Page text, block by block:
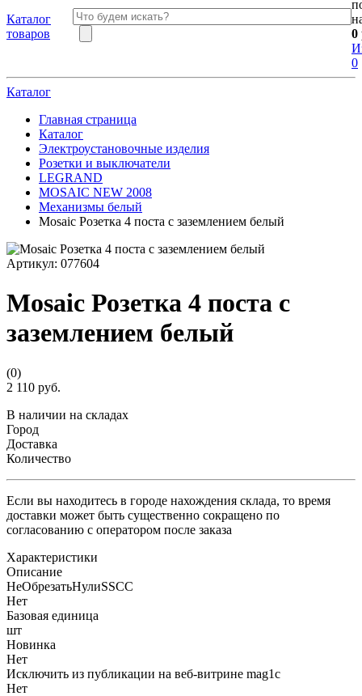
Каталог
товаров
0
0
Каталог
Главная страница
Каталог
Электроустановочные изделия
Розетки и выключатели
LEGRAND
MOSAIC NEW 2008
Механизмы белый
Mosaic Розетка 4 поста с заземлением белый
Артикул: 077604
Mosaic Розетка 4 поста с
заземлением белый
(0)
2 110 руб.
В наличии на складах
Город
Доставка
Количество
Если вы находитесь в городе нахождения склада, то время
доставки может быть существенно сокращено по
согласованию с оператором после заказа
Характеристики
Описание
НеОбрезатьНулиSSCC
Нет
Базовая единица
шт
Новинка
Нет
Исключить из публикации на веб-витрине mag1c
Нет